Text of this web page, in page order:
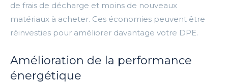
de frais de décharge et moins de nouveaux
matériaux à acheter. Ces économies peuvent être
réinvesties pour améliorer davantage votre DPE.
Amélioration de la performance
énergétique